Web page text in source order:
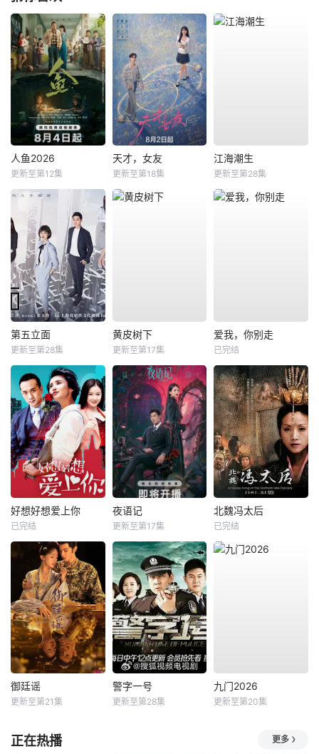
人鱼2026
更新至第12集
天才，女友
更新至第18集
江海潮生
更新至第28集
第五立面
更新至第28集
黄皮树下
更新至第17集
爱我，你别走
已完结
好想好想爱上你
已完结
夜语记
更新至第17集
北魏冯太后
已完结
御廷谣
更新至第21集
警字一号
更新至第28集
九门2026
更新至第20集
正在热播 更多